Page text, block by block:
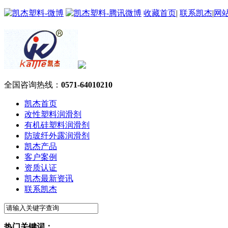
收藏首页| 联系凯杰|网
全国咨询热线： 0571-64010210
凯杰首页
改性塑料润滑剂
有机硅塑料润滑剂
防玻纤外露润滑剂
凯杰产品
客户案例
资质认证
凯杰最新资讯
联系凯杰